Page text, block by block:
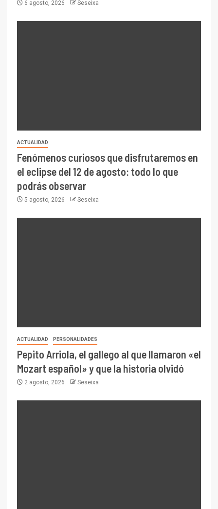
6 agosto, 2026 Seseixa
ACTUALIDAD
Fenómenos curiosos que disfrutaremos en
el eclipse del 12 de agosto: todo lo que
podrás observar
5 agosto, 2026 Seseixa
ACTUALIDAD PERSONALIDADES
Pepito Arriola, el gallego al que llamaron «el
Mozart español» y que la historia olvidó
2 agosto, 2026 Seseixa